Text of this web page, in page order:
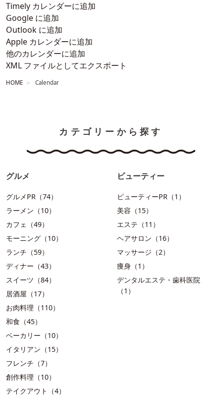
Timely カレンダーに追加
Google に追加
Outlook に追加
Apple カレンダーに追加
他のカレンダーに追加
XML ファイルとしてエクスポート
HOME Calendar
カテゴリーから探す
グルメ
グルメPR（74）
ラーメン（10）
カフェ（49）
モーニング（10）
ランチ（59）
ディナー（43）
スイーツ（84）
居酒屋（17）
お肉料理（110）
和食（45）
ベーカリー（10）
イタリアン（15）
フレンチ（7）
創作料理（10）
テイクアウト（4）
ビューティー
ビューティーPR（1）
美容（15）
エステ（11）
ヘアサロン（16）
マッサージ（2）
痩身（1）
デンタルエステ・歯科医院
（1）